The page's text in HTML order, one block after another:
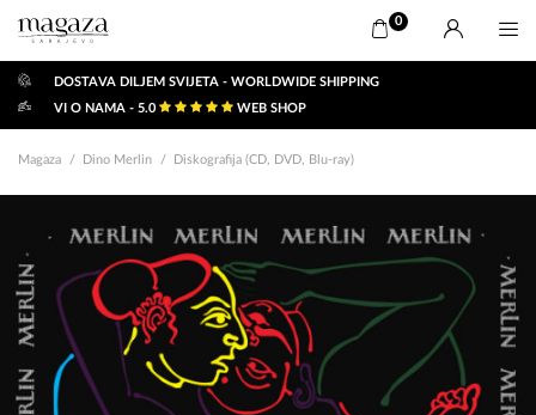
0
DOSTAVA DILJEM SVIJETA - WORLDWIDE SHIPPING
VI O NAMA - 5.0
WEB SHOP
Magaza Dino Merlin Diskografija (CD, DVD, Blu-ray)